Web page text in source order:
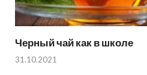
Черный чай как в школе
31.10.2021